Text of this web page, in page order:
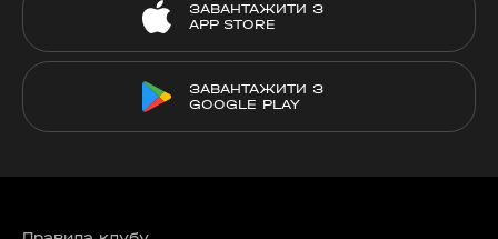
ЗАВАНТАЖИТИ З
APP STORE
ЗАВАНТАЖИТИ З
GOOGLE PLAY